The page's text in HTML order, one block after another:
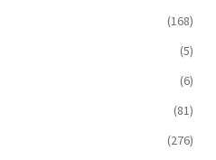
(168)
(5)
(6)
(81)
(276)